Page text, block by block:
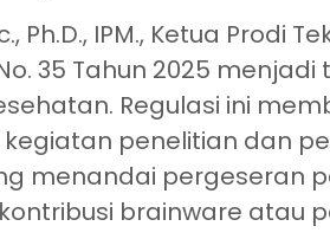
Ph.D., IPM., Ketua Prodi
35 Tahun 2025
Regulasi ini
penelitian dan
menandai pergeseran
brainware atau